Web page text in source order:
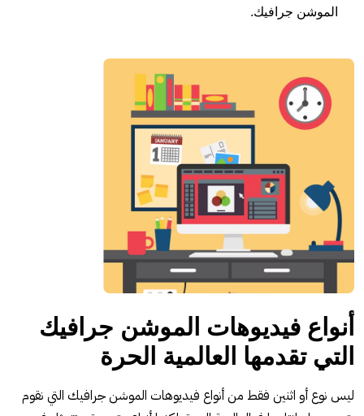
الموشن جرافيك.
أنواع فيديوهات الموشن جرافيك
التي تقدمها العالمية الحرة
ليس نوع أو اثنين فقط من أنواع فيديوهات الموشن جرافيك التي نقوم